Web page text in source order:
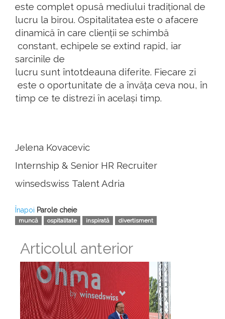
este complet opusă mediului tradiționalde
lucru la birou. Ospitalitatea este o afacere
dinamică în care clienții se schimbă
constant, echipele se extind rapid, iar
sarcinile de
lucru sunt întotdeauna diferite. Fiecare zi
este o oportunitate de a învăța ceva nou, în
timp ce te distrezi în același timp.
Jelena Kovacevic
Internship & Senior HR Recruiter
winsedswiss Talent Adria
Înapoi Parole cheie
muncă ospitalitate inspirată divertisment
Articolul anterior